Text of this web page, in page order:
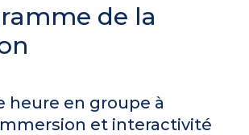
de la
heure en groupe à
et interactivité